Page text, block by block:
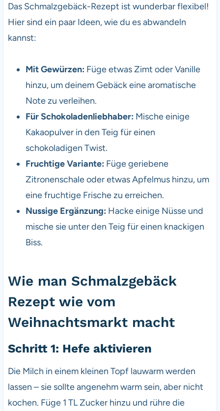
Das Schmalzgebäck-Rezept ist wunderbar flexibel!
Hier sind ein paar Ideen, wie du es abwandeln
kannst:
Mit Gewürzen: Füge etwas Zimt oder Vanille
hinzu, um deinem Gebäck eine aromatische
Note zu verleihen.
Für Schokoladenliebhaber: Mische einige
Kakaopulver in den Teig für einen
schokoladigen Twist.
Fruchtige Variante: Füge geriebene
Zitronenschale oder etwas Apfelmus hinzu, um
eine fruchtige Frische zu erreichen.
Nussige Ergänzung: Hacke einige Nüsse und
mische sie unter den Teig für einen knackigen
Biss.
Wie man Schmalzgebäck
Rezept wie vom
Weihnachtsmarkt macht
Schritt 1: Hefe aktivieren
Die Milch in einem kleinen Topf lauwarm werden
lassen – sie sollte angenehm warm sein, aber nicht
kochen. Füge 1 TL Zucker hinzu und rühre die